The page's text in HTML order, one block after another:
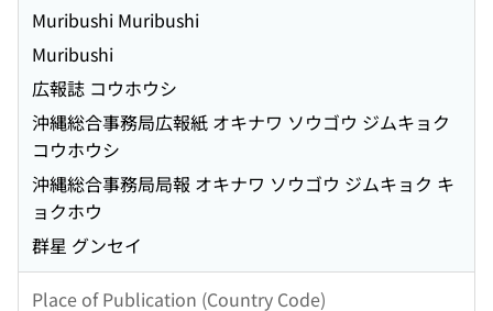
Muribushi Muribushi
Muribushi
広報誌 コウホウシ
沖縄総合事務局広報紙 オキナワ ソウゴウ ジムキョク
コウホウシ
沖縄総合事務局局報 オキナワ ソウゴウ ジムキョク キ
ョクホウ
群星 グンセイ
Place of Publication (Country Code)